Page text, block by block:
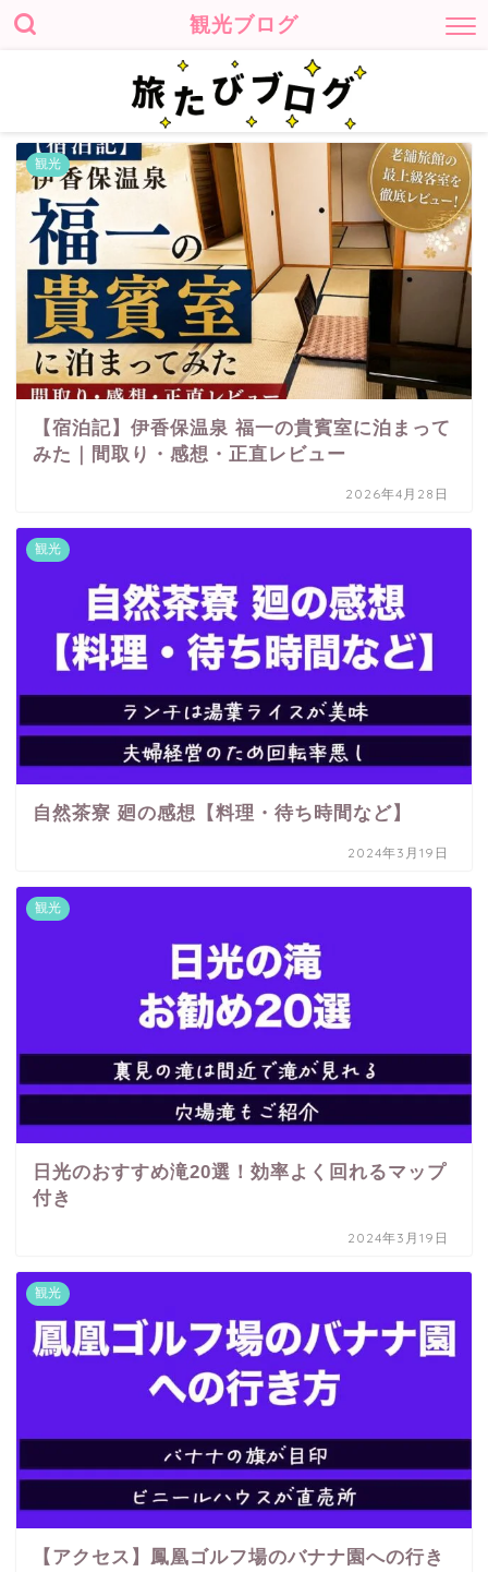
観光ブログ
観光
【宿泊記】伊香保温泉 福一の貴賓室に泊まって
みた｜間取り・感想・正直レビュー
2026年4月28日
観光
自然茶寮 廻の感想【料理・待ち時間など】
2024年3月19日
観光
日光のおすすめ滝20選！効率よく回れるマップ
付き
2024年3月19日
観光
【アクセス】鳳凰ゴルフ場のバナナ園への行き